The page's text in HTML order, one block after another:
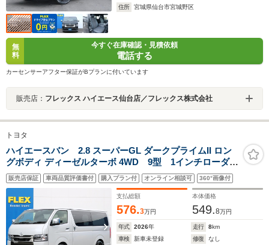
住所 宮城県仙台市宮城野区
無
料
今すぐ在庫確認・見積依頼
電話する
カーセンサーアフター保証がBプランに付いています
販売店： フレックス ハイエース仙台店／フレックス株式会社
トヨタ
ハイエースバン 2.8 スーパーGL ダークプライムII ロン
グボディ ディーゼルターボ 4WD 9型 1インチローダウ
ン ベッドキット DelfinoLineフロントスポイラー オー
バーフェンダー ラムダLEDテールランプ 8インチディ
スプレイオーディオ クルーズコントロール シートヒ
ーター 寒冷地仕様
販売店保証 車両品質評価書付 購入プラン付 オンライン相談可 360°画像付
支払総額
576.3万円
本体価格
549.8万円
年式 2026年 走行 8km
車検
新車未登録 修復
なし